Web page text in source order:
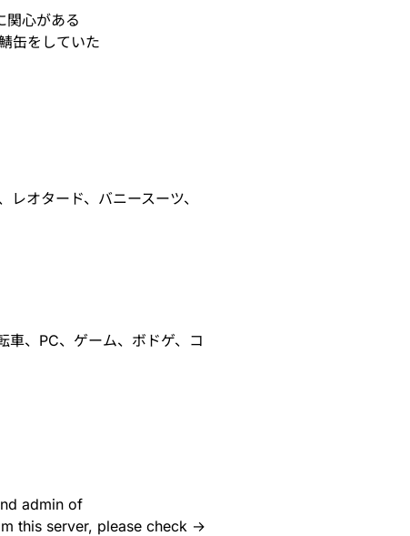
関心がある
缶をしていた
オタード、バニースーツ、
、PC、ゲーム、ボドゲ、コ
admin of
this server, please check →